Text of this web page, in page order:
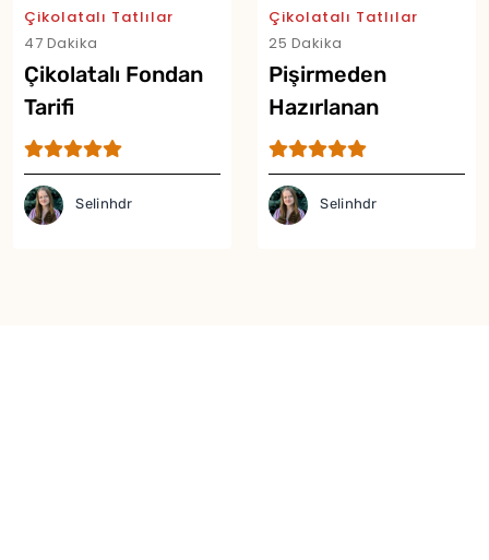
Çikolatalı Tatlılar
47 Dakika
Çikolatalı Fondan
Tarifi
Selinhdr
Çikolatalı Tatlılar
25 Dakika
Pişirmeden
Hazırlanan
Yumurtasız
Mousse Tarifi
Selinhdr